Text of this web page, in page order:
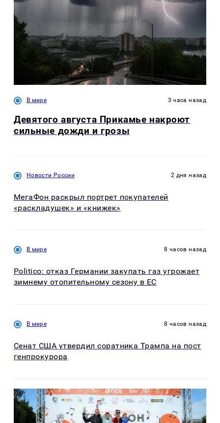
В мире 3 часа назад
Девятого августа Прикамье накроют
сильные дожди и грозы
Новости России 2 дня назад
МегаФон раскрыл портрет покупателей
«раскладушек» и «книжек»
В мире 8 часов назад
Politico: отказ Германии закупать газ угрожает
зимнему отопительному сезону в ЕС
В мире 8 часов назад
Сенат США утвердил соратника Трампа на пост
генпрокурора